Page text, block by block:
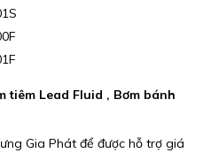
tiêm Lead Fluid , Bơm bánh
Gia Phát để được hỗ trợ giá